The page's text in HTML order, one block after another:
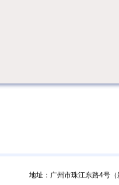
地址：广州市珠江东路4